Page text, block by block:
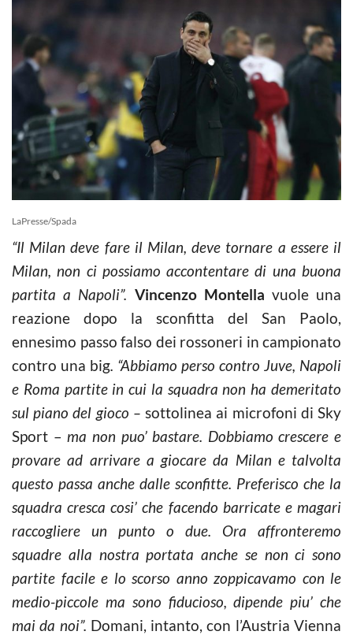
LaPresse/Spada
“Il Milan deve fare il Milan, deve tornare a essere il
Milan, non ci possiamo accontentare di una buona
partita a Napoli”. Vincenzo Montella vuole una
reazione dopo la sconfitta del San Paolo,
ennesimo passo falso dei rossoneri in campionato
contro una big. “Abbiamo perso contro Juve, Napoli
e Roma partite in cui la squadra non ha demeritato
sul piano del gioco – sottolinea ai microfoni di Sky
Sport –ma non puo’ bastare. Dobbiamo crescere e
provare ad arrivare a giocare da Milan e talvolta
questo passa anche dalle sconfitte. Preferisco che la
squadra cresca cosi’ che facendo barricate e magari
raccogliere un punto o due. Ora affronteremo
squadre alla nostra portata anche se non ci sono
partite facile e lo scorso anno zoppicavamo con le
medio-piccole ma sono fiducioso, dipende piu’ che
mai da noi”. Domani, intanto, con l’Austria Vienna